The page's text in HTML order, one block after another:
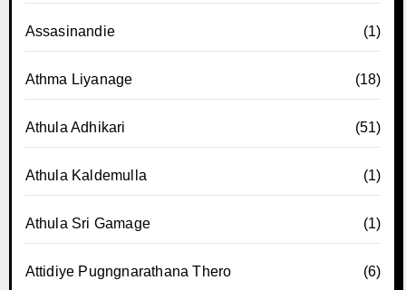
Assasinandie (1)
Athma Liyanage (18)
Athula Adhikari (51)
Athula Kaldemulla (1)
Athula Sri Gamage (1)
Attidiye Pugngnarathana Thero (6)